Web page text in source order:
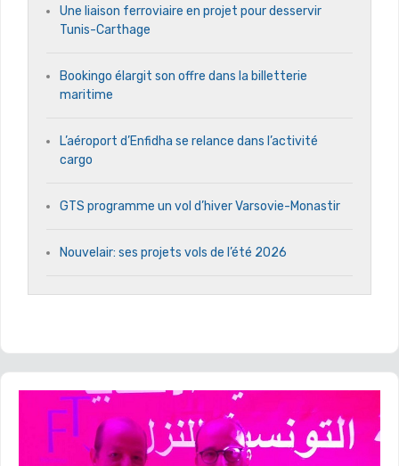
Une liaison ferroviaire en projet pour desservir
Tunis-Carthage
Bookingo élargit son offre dans la billetterie
maritime
L’aéroport d’Enfidha se relance dans l’activité
cargo
GTS programme un vol d’hiver Varsovie-Monastir
Nouvelair: ses projets vols de l’été 2026